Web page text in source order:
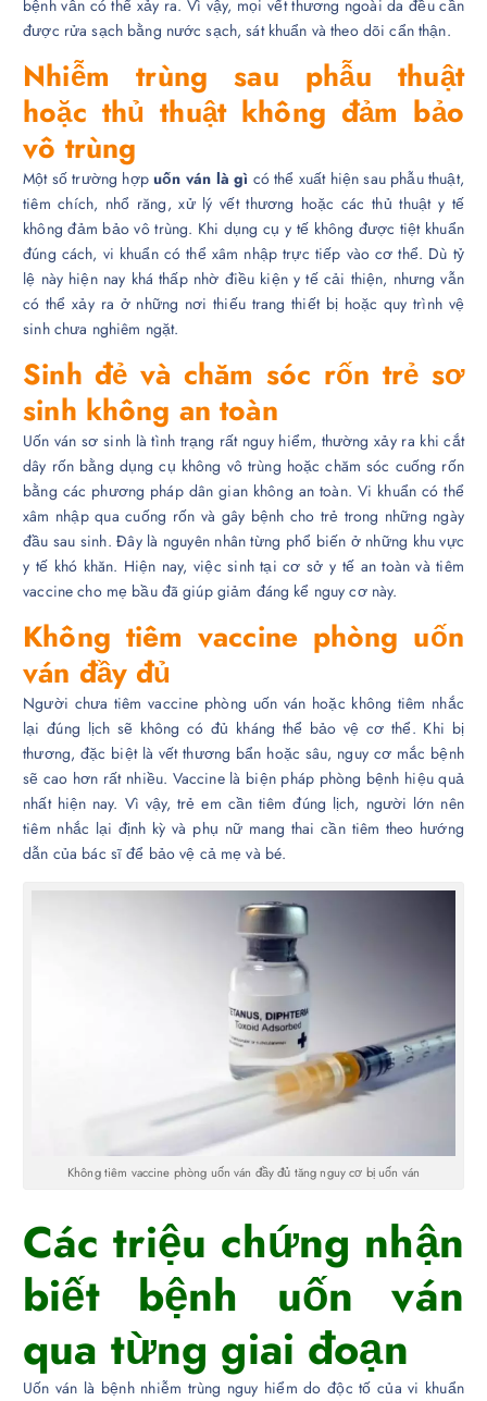
bệnh vẫn có thể xảy ra. Vì vậy, mọi vết thương ngoài da đều cần
được rửa sạch bằng nước sạch, sát khuẩn và theo dõi cẩn thận.
Nhiễm trùng sau phẫu thuật
hoặc thủ thuật không đảm bảo
vô trùng
Một số trường hợpuốn ván là gì có thể xuất hiện sau phẫu thuật,
tiêm chích, nhổ răng, xử lý vết thương hoặc các thủ thuật y tế
không đảm bảo vô trùng. Khi dụng cụ y tế không được tiệt khuẩn
đúng cách, vi khuẩn có thể xâm nhập trực tiếp vào cơ thể. Dù tỷ
lệ này hiện nay khá thấp nhờ điều kiện y tế cải thiện, nhưng vẫn
có thể xảy ra ở những nơi thiếu trang thiết bị hoặc quy trình vệ
sinh chưa nghiêm ngặt.
Sinh đẻ và chăm sóc rốn trẻ sơ
sinh không an toàn
Uốn ván sơ sinh là tình trạng rất nguy hiểm, thường xảy ra khi cắt
dây rốn bằng dụng cụ không vô trùng hoặc chăm sóc cuống rốn
bằng các phương pháp dân gian không an toàn. Vi khuẩn có thể
xâm nhập qua cuống rốn và gây bệnh cho trẻ trong những ngày
đầu sau sinh. Đây là nguyên nhân từng phổ biến ở những khu vực
y tế khó khăn. Hiện nay, việc sinh tại cơ sở y tế an toàn và tiêm
vaccine cho mẹ bầu đã giúp giảm đáng kể nguy cơ này.
Không tiêm vaccine phòng uốn
ván đầy đủ
Người chưa tiêm vaccine phòng uốn ván hoặc không tiêm nhắc
lại đúng lịch sẽ không có đủ kháng thể bảo vệ cơ thể. Khi bị
thương, đặc biệt là vết thương bẩn hoặc sâu, nguy cơ mắc bệnh
sẽ cao hơn rất nhiều. Vaccine là biện pháp phòng bệnh hiệu quả
nhất hiện nay. Vì vậy, trẻ em cần tiêm đúng lịch, người lớn nên
tiêm nhắc lại định kỳ và phụ nữ mang thai cần tiêm theo hướng
dẫn của bác sĩ để bảo vệ cả mẹ và bé.
Không tiêm vaccine phòng uốn ván đầy đủ tăng nguy cơ bị uốn ván
Các triệu chứng nhận
biết bệnh uốn ván
qua từng giai đoạn
Uốn ván là bệnh nhiễm trùng nguy hiểm do độc tố của vi khuẩn